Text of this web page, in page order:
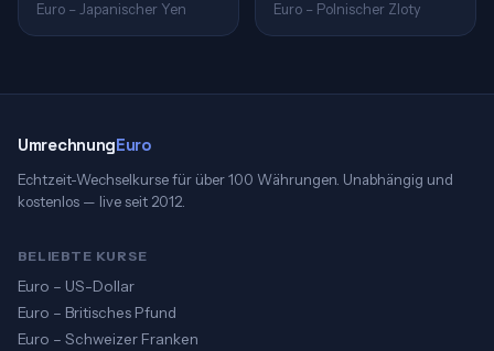
Euro – Japanischer Yen Euro – Polnischer Zloty
UmrechnungEuro
Echtzeit-Wechselkurse für über 100 Währungen. Unabhängig und
kostenlos — live seit 2012.
BELIEBTE KURSE
Euro – US-Dollar
Euro – Britisches Pfund
Euro – Schweizer Franken